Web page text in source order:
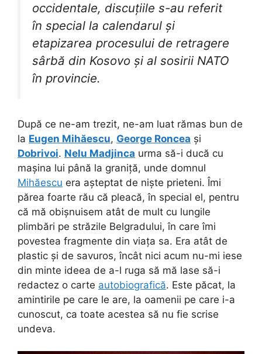
occidentale, discuțiile s-au referit
în special la calendarul și
etapizarea procesului de retragere
sârbă din Kosovo și al sosirii NATO
în provincie.
După ce ne-am trezit, ne-am luat rămas bun de
la Eugen Mihăescu, George Roncea și
Dobrivoi. Nelu Madjinca urma să-i ducă cu
mașina lui până la graniță, unde domnul
Mihăescu era așteptat de niște prieteni. Îmi
părea foarte rău că pleacă, în special el, pentru
că mă obișnuisem atât de mult cu lungile
plimbări pe străzile Belgradului, în care îmi
povestea fragmente din viața sa. Era atât de
plastic și de savuros, încât nici acum nu-mi iese
din minte ideea de a-l ruga să mă lase să-i
redactez o carte autobiografică. Este păcat, la
amintirile pe care le are, la oamenii pe care i-a
cunoscut, ca toate acestea să nu fie scrise
undeva.